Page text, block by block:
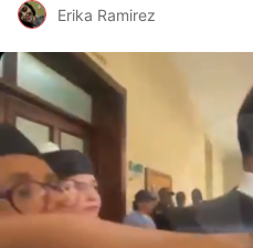
Erika Ramirez